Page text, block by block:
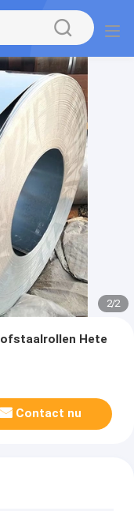
2/2
Hete
Contact nu